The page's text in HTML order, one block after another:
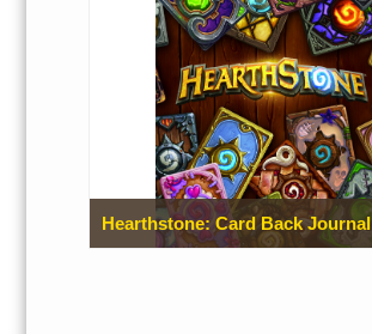
Hearthstone: Card Back Journal